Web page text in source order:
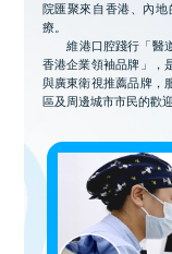
院匯聚來自香港、內
療。
維港口腔踐行「醫
香港企業領袖品牌」，
與廣東衛視推薦品牌，
區及周邊城市市民的歡迎